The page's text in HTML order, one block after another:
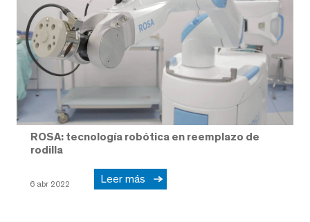
ROSA: tecnología robótica en reemplazo de
rodilla
6 abr 2022 Leer más